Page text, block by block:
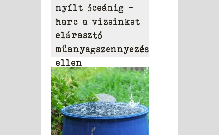
nyílt óceánig –
harc a vizeinket
elárasztó
műanyagszennyezés
ellen